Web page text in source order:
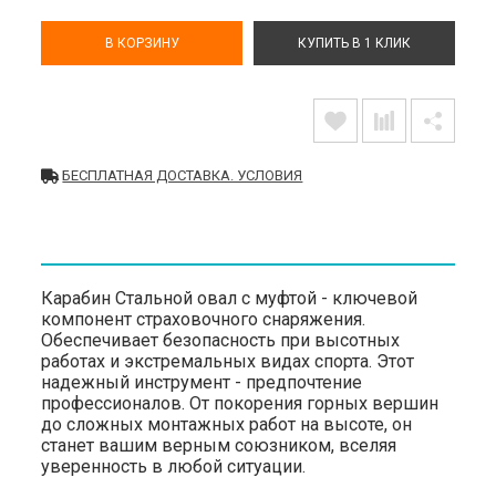
В КОРЗИНУ КУПИТЬ В 1 КЛИК
БЕСПЛАТНАЯ ДОСТАВКА. УСЛОВИЯ
Карабин Стальной овал с муфтой - ключевой
компонент страховочного снаряжения.
Обеспечивает безопасность при высотных
работах и экстремальных видах спорта. Этот
надежный инструмент - предпочтение
профессионалов. От покорения горных вершин
до сложных монтажных работ на высоте, он
станет вашим верным союзником, вселяя
уверенность в любой ситуации.